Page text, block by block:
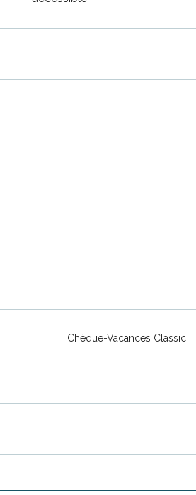
Chèque-Vacances Classic